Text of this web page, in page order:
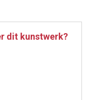
dit kunstwerk?